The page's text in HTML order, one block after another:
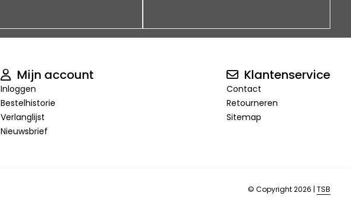
Mijn account
Inloggen
Bestelhistorie
Verlanglijst
Nieuwsbrief
Klantenservice
Contact
Retourneren
Sitemap
© Copyright 2026 | TSB